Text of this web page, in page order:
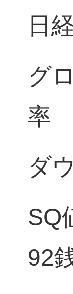
日
グ
率
ダ
SQ
92